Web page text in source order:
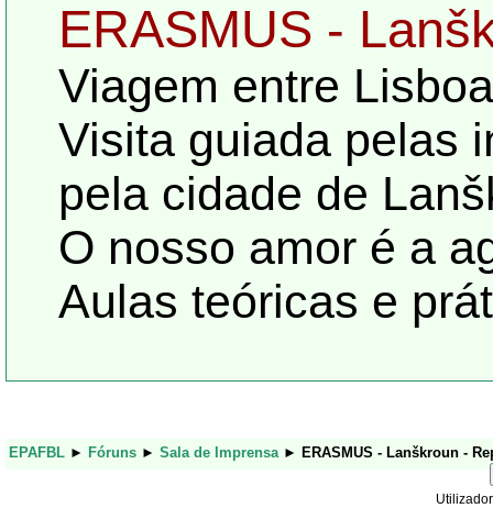
ERASMUS -
Viagem entre
Visita guiada pelas
pela cidade de
O nosso amor é a
Aulas teóricas e
EPAFBL ► Fóruns ► Sala de Imprensa ► ERASMUS - Lanškroun -